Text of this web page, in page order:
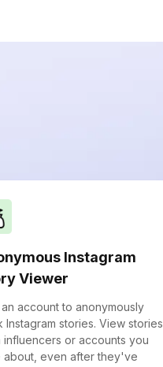
Instagram
Viewer
account to anonymously
Instagram stories. View stories
influencers or accounts you
about, even after they've